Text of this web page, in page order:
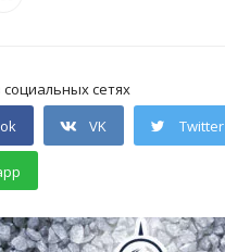
сетях
VK Twitter